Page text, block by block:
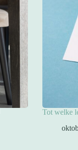
Tot welke